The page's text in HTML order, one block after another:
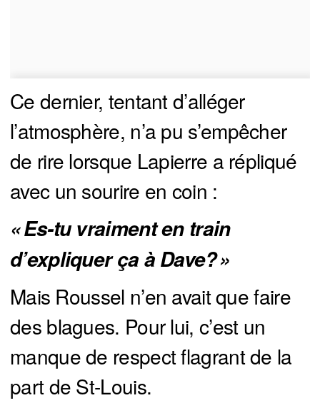
Ce dernier, tentant d’alléger
l’atmosphère, n’a pu s’empêcher
de rire lorsque Lapierre a répliqué
avec un sourire en coin :
« Es-tu vraiment en train
d’expliquer ça à Dave? »
Mais Roussel n’en avait que faire
des blagues. Pour lui, c’est un
manque de respect flagrant de la
part de St-Louis.